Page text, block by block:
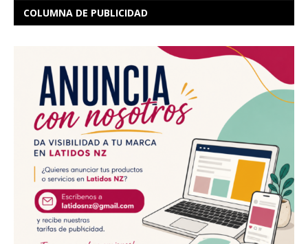
COLUMNA DE PUBLICIDAD